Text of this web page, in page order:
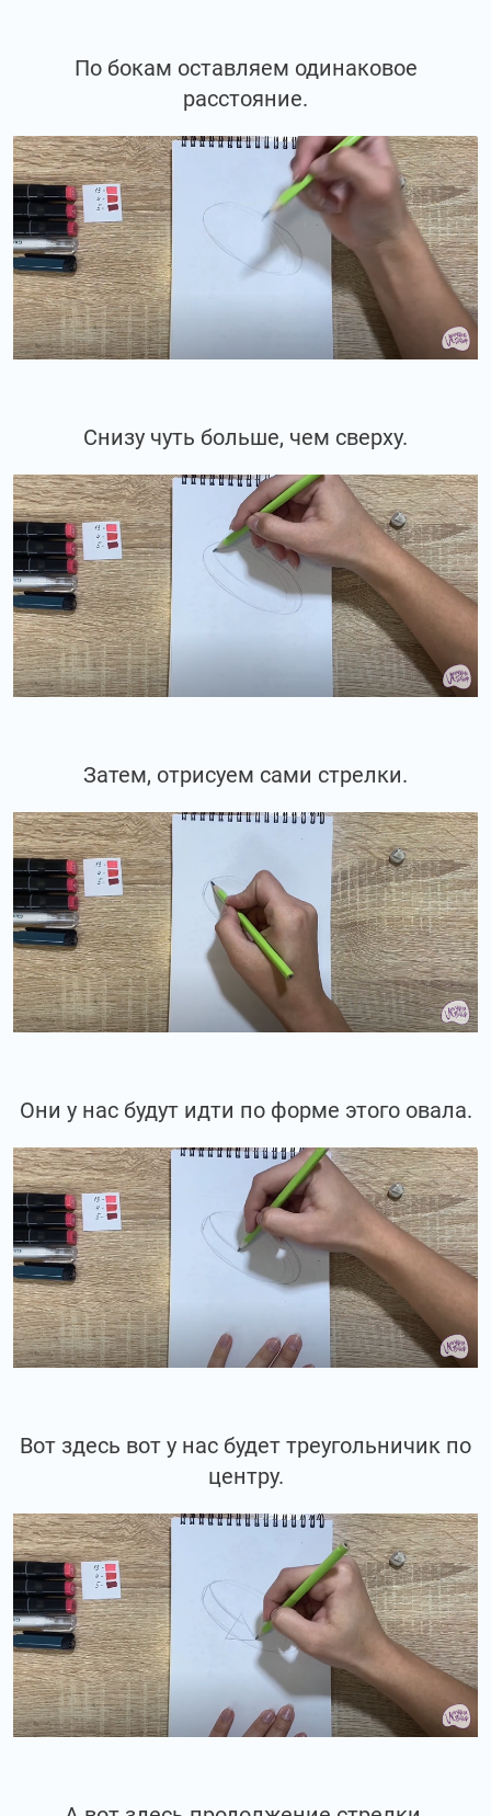
По бокам оставляем одинаковое
расстояние.
Снизу чуть больше, чем сверху.
Затем, отрисуем сами стрелки.
Они у нас будут идти по форме этого овала.
Вот здесь вот у нас будет треугольничик по
центру.